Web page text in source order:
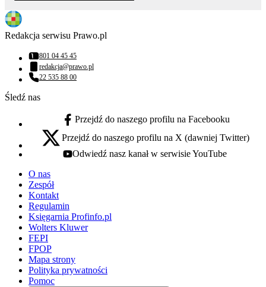
Redakcja serwisu Prawo.pl
Numer telefonu:
801 04 45 45
Adres email:
redakcja@prawo.pl
Numer telefonu:
22 535 88 00
Śledź nas
facebook - otwiera się w nowej karcie
Przejdź do naszego profilu na Facebooku
x - otwiera się w nowej karcie
Przejdź do naszego profilu na X (dawniej Twitter)
youtube - otwiera się w nowej karcie
Odwiedź nasz kanał w serwisie YouTube
O nas
Zespół
Kontakt
Regulamin
Księgarnia Profinfo.pl
Wolters Kluwer
FEPI
FPOP
Mapa strony
Polityka prywatności
Pomoc